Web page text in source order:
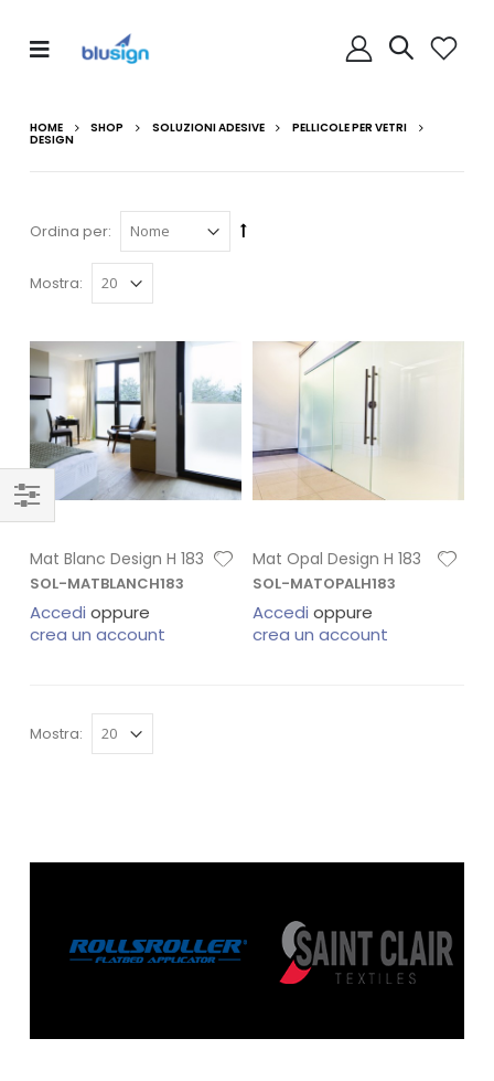
HOME SHOP SOLUZIONI ADESIVE PELLICOLE PER VETRI
DESIGN
Ordina per:
Mostra:
Mat Blanc Design H 183
SOL-MATBLANCH183
Accedi oppure
crea un account
Mat Opal Design H 183
SOL-MATOPALH183
Accedi oppure
crea un account
Mostra: